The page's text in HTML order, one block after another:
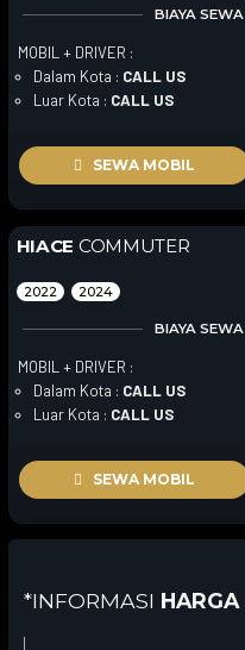
BIAYA SEWA
MOBIL + DRIVER :
Dalam Kota : CALL US
Luar Kota : CALL US
SEWA MOBIL
HIACE COMMUTER
2022 2024
BIAYA SEWA
MOBIL + DRIVER :
Dalam Kota : CALL US
Luar Kota : CALL US
SEWA MOBIL
*INFORMASI HARGA